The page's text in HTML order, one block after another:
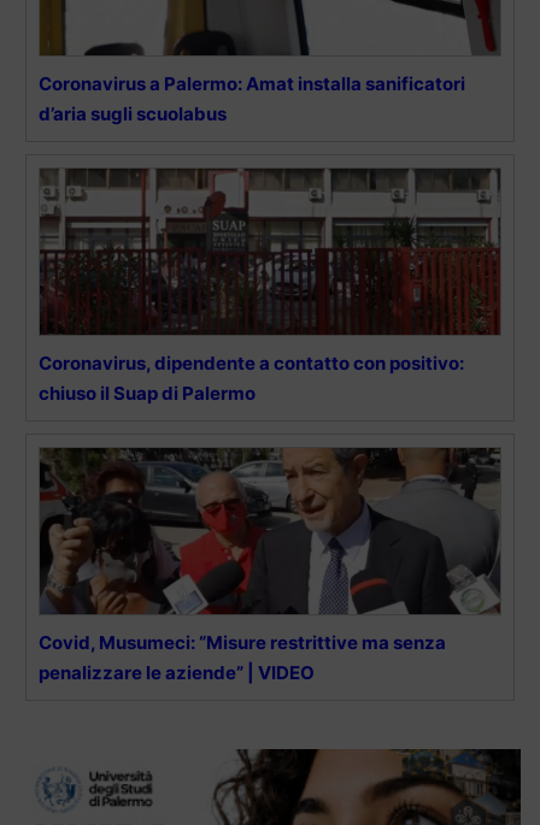
Coronavirus a Palermo: Amat installa sanificatori
d’aria sugli scuolabus
Coronavirus, dipendente a contatto con positivo:
chiuso il Suap di Palermo
Covid, Musumeci: “Misure restrittive ma senza
penalizzare le aziende” | VIDEO